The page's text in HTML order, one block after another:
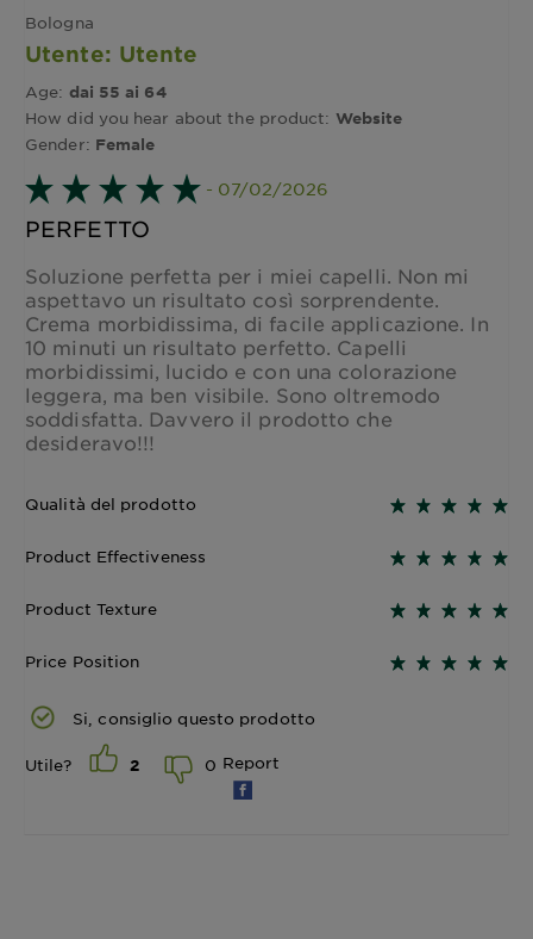
Bologna
Utente: Utente
Age: dai 55 ai 64
How did you hear about the product: Website
Gender: Female
- 07/02/2026
PERFETTO
Soluzione perfetta per i miei capelli. Non mi
aspettavo un risultato così sorprendente.
Crema morbidissima, di facile applicazione. In
10 minuti un risultato perfetto. Capelli
morbidissimi, lucido e con una colorazione
leggera, ma ben visibile. Sono oltremodo
soddisfatta. Davvero il prodotto che
desideravo!!!
Qualità del prodotto
Product Effectiveness
Product Texture
Price Position
Si, consiglio questo prodotto
Utile? 2 0 Report